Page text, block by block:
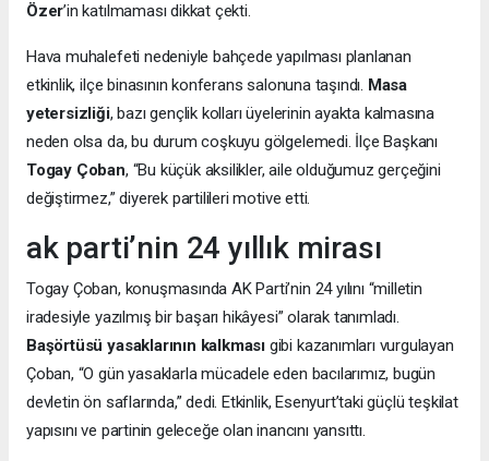
Özer’in katılmaması dikkat çekti.
Hava muhalefeti nedeniyle bahçede yapılması planlanan
etkinlik, ilçe binasının konferans salonuna taşındı. Masa
yetersizliği, bazı gençlik kolları üyelerinin ayakta kalmasına
neden olsa da, bu durum coşkuyu gölgelemedi. İlçe Başkanı
Togay Çoban, “Bu küçük aksilikler, aile olduğumuz gerçeğini
değiştirmez,” diyerek partilileri motive etti.
ak parti’nin 24 yıllık mirası
Togay Çoban, konuşmasında AK Parti’nin 24 yılını “milletin
iradesiyle yazılmış bir başarı hikâyesi” olarak tanımladı.
Başörtüsü yasaklarının kalkması gibi kazanımları vurgulayan
Çoban, “O gün yasaklarla mücadele eden bacılarımız, bugün
devletin ön saflarında,” dedi. Etkinlik, Esenyurt’taki güçlü teşkilat
yapısını ve partinin geleceğe olan inancını yansıttı.